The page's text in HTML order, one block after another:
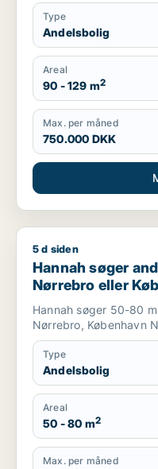
Type
Andelsbolig
Areal
90 - 129 m2
Max. per måned
750.000 DKK
Hannah søger
5 d siden
Hannah søger
Nørrebro eller
Hannah søger 50-80
Nørrebro, København
Type
Andelsbolig
Areal
50 - 80 m2
Max. per måned